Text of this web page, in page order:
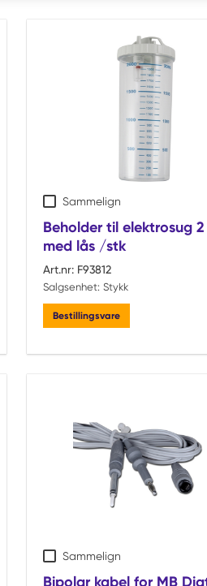
Sammelign
Beholder til elektrosug
med lås /stk
Art.nr: F93812
Salgsenhet: Stykk
Bestillingsvare
Sammelign
Bipolar kabel for MB